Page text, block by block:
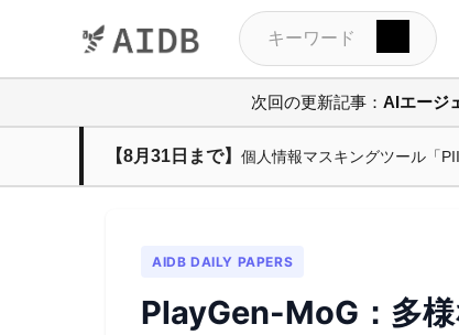
次回の更新記事： AIエージ
【8月31日まで】 個人情報マスキングツール「
AIDB DAILY PAPERS
PlayGen-MoG：多